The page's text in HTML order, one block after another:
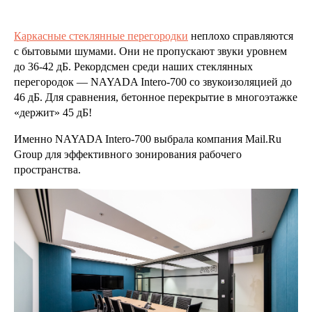
Каркасные стеклянные перегородки неплохо справляются
с бытовыми шумами. Они не пропускают звуки уровнем
до 36-42 дБ. Рекордсмен среди наших стеклянных
перегородок — NAYADA Intero-700 со звукоизоляцией до
46 дБ. Для сравнения, бетонное перекрытие в многоэтажке
«держит» 45 дБ!
Именно NAYADA Intero-700 выбрала компания Mail.Ru
Group для эффективного зонирования рабочего
пространства.